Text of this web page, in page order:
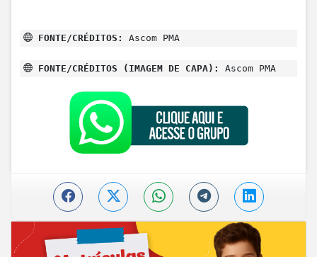
FONTE/CRÉDITOS: Ascom PMA
FONTE/CRÉDITOS (IMAGEM DE CAPA): Ascom PMA